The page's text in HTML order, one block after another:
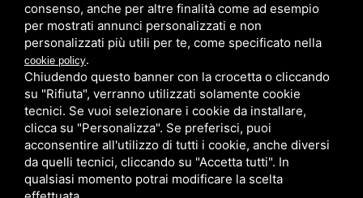
PRIVACY SITEMAP/ QUESTO SITO È PROTETTO DA GOOGLE
RECAPTCHA V3,PRIVACY POLICYE TERMS OF SERVICEDI GOOGLE.
consenso, anche per altre finalità come ad esempio
per mostrati annunci personalizzati e non
personalizzati più utili per te, come specificato nella
cookie policy.
Chiudendo questo banner con la crocetta o cliccando
su "Rifiuta", verranno utilizzati solamente cookie
tecnici. Se vuoi selezionare i cookie da installare,
clicca su "Personalizza". Se preferisci, puoi
acconsentire all'utilizzo di tutti i cookie, anche diversi
da quelli tecnici, cliccando su "Accetta tutti". In
qualsiasi momento potrai modificare la scelta